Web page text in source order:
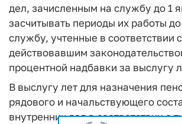
дел, зачисленным на службу до 1
засчитывать периоды их работы
службу, учтенные в соответствии
действовавшим
процентной надбавки за выслугу
В выслугу лет для назначения
рядового и начальствующего
внутренних дел в соответствии с